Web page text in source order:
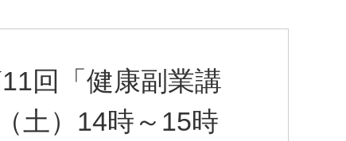
回「健康副業講
土）14時～15時